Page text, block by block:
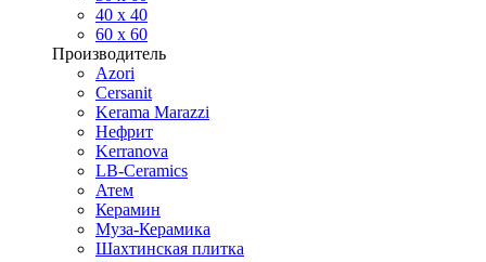
40 х 40
60 х 60
Производитель
Azori
Cersanit
Kerama Marazzi
Нефрит
Kerranova
LB-Ceramics
Атем
Керамин
Муза-Керамика
Шахтинская плитка